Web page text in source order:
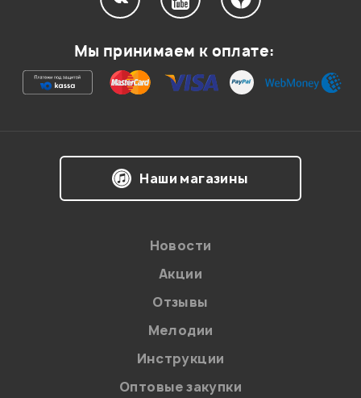
Ваша оценка:
на обработку персональных данных в
Политикой в отношении обработки
персональных данных.
Мы принимаем к оплате:
Наши магазины
Новости
Акции
Отзывы
Мелодии
Инструкции
Оптовые закупки